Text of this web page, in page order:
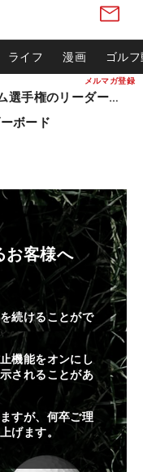
メルマガ登録
ライフ 漫画 ゴル
松山英樹ら出場 ウィンダム選手権のリーダーボード
ボード
お客様へ
続けることがで
機能をオンにし
されることがあ
すが、何卒ご理
げます。